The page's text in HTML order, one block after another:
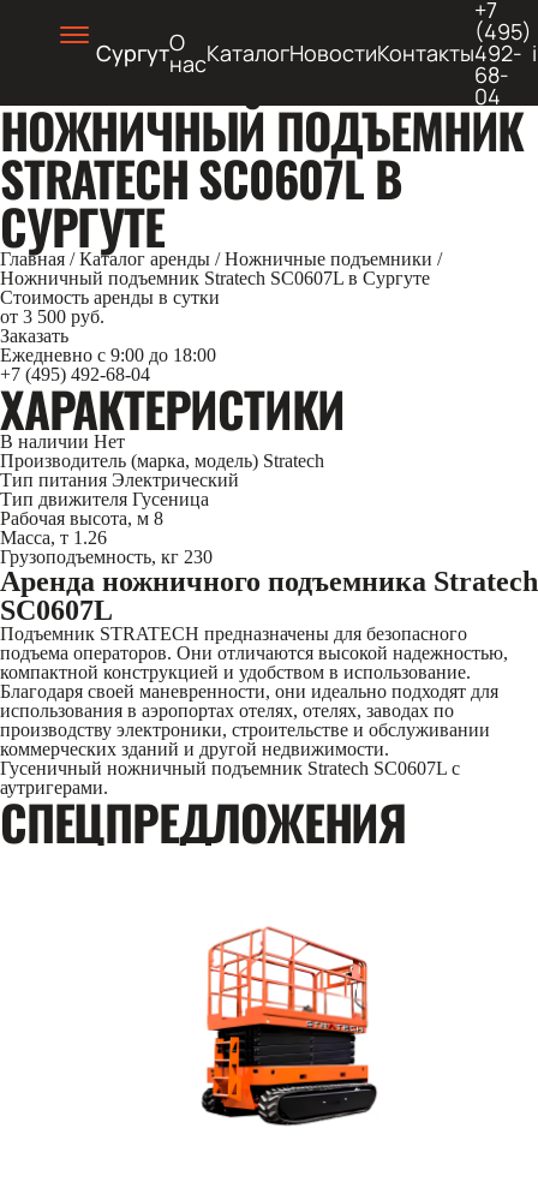
СургутО
насКаталогНовостиКонтакты
+7
(495)
492-
68-
04
НОЖНИЧНЫЙ ПОДЪЕМНИК
STRATECH SC0607L В
СУРГУТЕ
Главная / Каталог аренды / Ножничные подъемники /
Ножничный подъемник Stratech SC0607L в Сургуте
Стоимость аренды в сутки
от 3 500 руб.
Заказать
Ежедневно с 9:00 до 18:00
+7 (495) 492-68-04
ХАРАКТЕРИСТИКИ
В наличии Нет
Производитель (марка, модель) Stratech
Тип питания Электрический
Тип движителя Гусеница
Рабочая высота, м 8
Масса, т 1.26
Грузоподъемность, кг 230
Аренда ножничного подъемника Stratech
SC0607L
Подъемник STRATECH предназначены для безопасного
подъема операторов. Они отличаются высокой надежностью,
компактной конструкцией и удобством в использование.
Благодаря своей маневренности, они идеально подходят для
использования в аэропортах отелях, отелях, заводах по
производству электроники, строительстве и обслуживании
коммерческих зданий и другой недвижимости.
Гусеничный ножничный подъемник Stratech SC0607L c
аутригерами.
CПЕЦПРЕДЛОЖЕНИЯ